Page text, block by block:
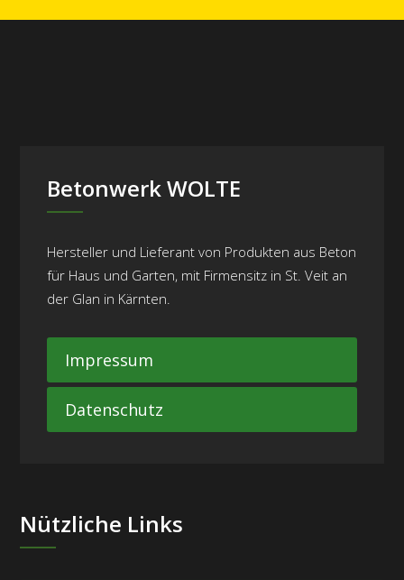
Betonwerk WOLTE
Hersteller und Lieferant von Produkten aus Beton
für Haus und Garten, mit Firmensitz in St. Veit an
der Glan in Kärnten.
Impressum
Datenschutz
Nützliche Links